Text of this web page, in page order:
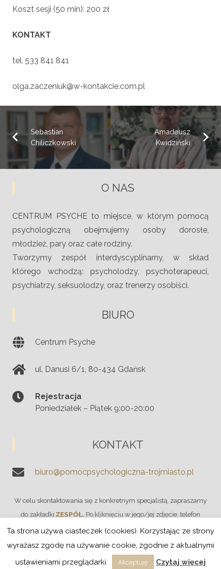
Koszt sesji (50 min): 200 zł
KONTAKT
tel. 533 841 841
olga.zaczeniuk@w-kontakcie.com.pl
Sebastian
Chiliczkowski
Amadeusz
Kwidziński
O NAS
CENTRUM PSYCHE to miejsce, w którym pomocą
psychologiczną obejmujemy osoby dorosłe,
młodzież, pary oraz całe rodziny.
Tworzymy zespół interdyscyplinarny, w skład
którego wchodzą: psycholodzy, psychoterapeuci,
psychiatrzy, seksuolodzy, oraz trenerzy osobiści.
BIURO
Centrum Psyche
ul. Danusi 6/1, 80-434 Gdańsk
Rejestracja
Poniedziałek – Piątek 9:00-20:00
KONTAKT
biuro@pomocpsychologiczna-trojmiasto.pl
W celu skontaktowania się z konkretnym specjalistą, zapraszamy
do zakładki ZESPÓŁ. Po kliknięciu w jego/jej zdjęcie, telefon
znajduje się pod opisem.
2018 © Copyright gogler.pl
Ta strona używa ciasteczek (cookies). Korzystając ze strony
wyrażasz zgodę na używanie cookie, zgodnie z aktualnymi
ustawieniami przeglądarki.
Akceptuję Czytaj więcej